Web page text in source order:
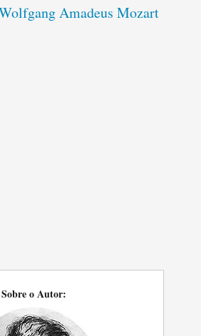
Amadeus Mozart
Sobre o Autor: